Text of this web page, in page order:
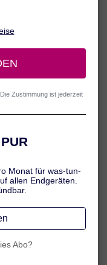
Basistherapie
ist es, die Häufigkeit
die Symptome
in diesem